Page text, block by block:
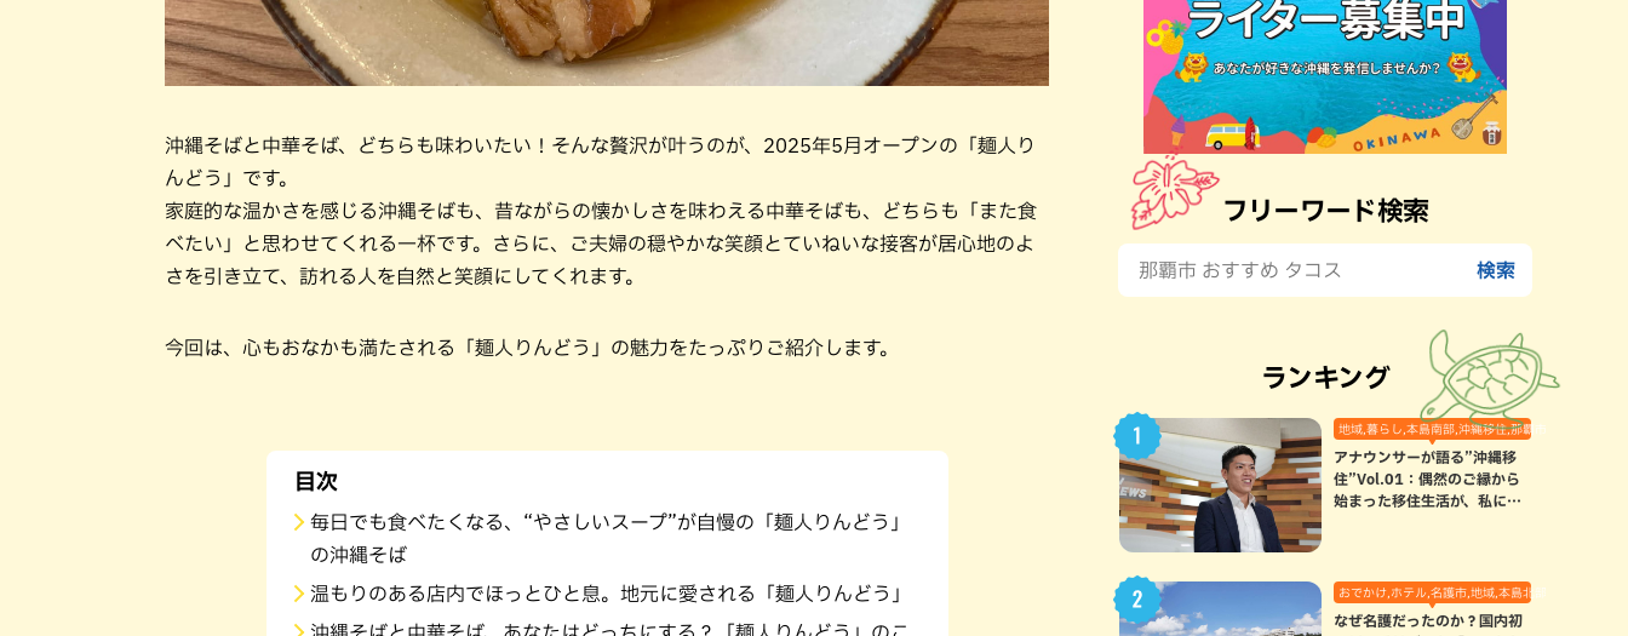
沖縄そばと中華そば、どちらも味わいたい！そんな贅沢が叶うのが、2025年5月オープンの「麺人り
んどう」です。
家庭的な温かさを感じる沖縄そばも、昔ながらの懐かしさを味わえる中華そばも、どちらも「また食
べたい」と思わせてくれる一杯です。さらに、ご夫婦の穏やかな笑顔とていねいな接客が居心地のよ
さを引き立て、訪れる人を自然と笑顔にしてくれます。
今回は、心もおなかも満たされる「麺人りんどう」の魅力をたっぷりご紹介します。
目次
毎日でも食べたくなる、“やさしいスープ”が自慢の「麺人りんどう」
の沖縄そば
温もりのある店内でほっとひと息。地元に愛される「麺人りんどう」
フリーワード検索
ランキング
地域,暮らし,本島南部,沖縄移住,那覇市
アナウンサーが語る”沖縄移
住”Vol.01：偶然のご縁から
始まった移住生活が、私にと
おでかけ,ホテル,名護市,地域,本島北部
なぜ名護だったのか？国内初